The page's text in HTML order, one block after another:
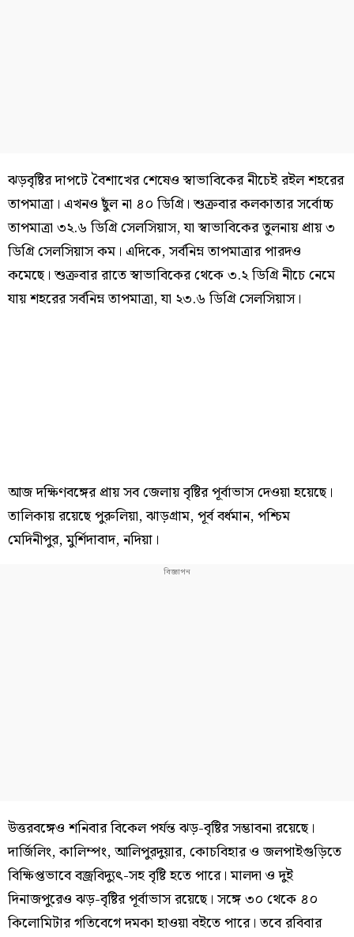
ঝড়বৃষ্টির দাপটে বৈশাখের শেষেও স্বাভাবিকের নীচেই রইল শহরের
তাপমাত্রা। এখনও ছুঁল না ৪০ ডিগ্রি। শুক্রবার কলকাতার সর্বোচ্চ
তাপমাত্রা ৩২.৬ ডিগ্রি সেলসিয়াস, যা স্বাভাবিকের তুলনায় প্রায় ৩
ডিগ্রি সেলসিয়াস কম। এদিকে, সর্বনিম্ন তাপমাত্রার পারদও
কমেছে। শুক্রবার রাতে স্বাভাবিকের থেকে ৩.২ ডিগ্রি নীচে নেমে
যায় শহরের সর্বনিম্ন তাপমাত্রা, যা ২৩.৬ ডিগ্রি সেলসিয়াস।
আজ দক্ষিণবঙ্গের প্রায় সব জেলায় বৃষ্টির পূর্বাভাস দেওয়া হয়েছে।
তালিকায় রয়েছে পুরুলিয়া, ঝাড়গ্রাম, পূর্ব বর্ধমান, পশ্চিম
মেদিনীপুর, মুর্শিদাবাদ, নদিয়া।
উত্তরবঙ্গেও শনিবার বিকেল পর্যন্ত ঝড়-বৃষ্টির সম্ভাবনা রয়েছে।
দার্জিলিং, কালিম্পং, আলিপুরদুয়ার, কোচবিহার ও জলপাইগুড়িতে
বিক্ষিপ্তভাবে বজ্রবিদ্যুৎ-সহ বৃষ্টি হতে পারে। মালদা ও দুই
দিনাজপুরেও ঝড়-বৃষ্টির পূর্বাভাস রয়েছে। সঙ্গে ৩০ থেকে ৪০
কিলোমিটার গতিবেগে দমকা হাওয়া বইতে পারে। তবে রবিবার